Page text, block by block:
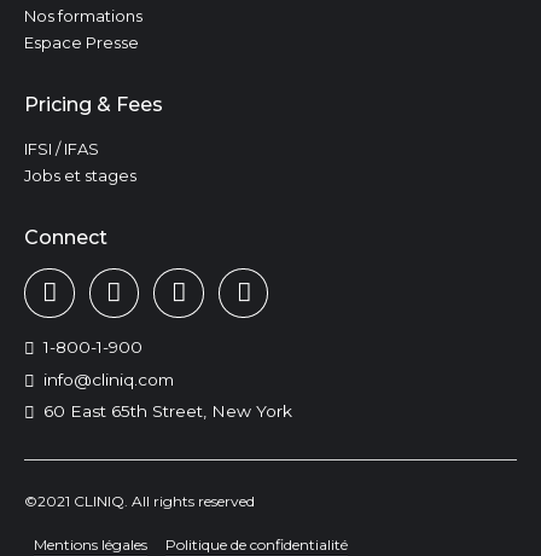
Nos formations
Espace Presse
Pricing & Fees
IFSI / IFAS
Jobs et stages
Connect
1-800-1-900
info@cliniq.com
60 East 65th Street, New York
©2021 CLINIQ. All rights reserved
Mentions légales Politique de confidentialité